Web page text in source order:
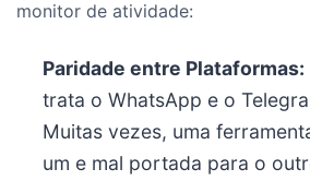
monitor de atividade:
Paridade entre Plataformas:
trata o WhatsApp e o
Muitas vezes, uma
um e mal portada para o